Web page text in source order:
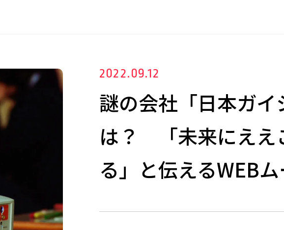
2022.09.12
謎の会社「日本ガイ
は？ 「未来にええ
る」と伝えるWEB